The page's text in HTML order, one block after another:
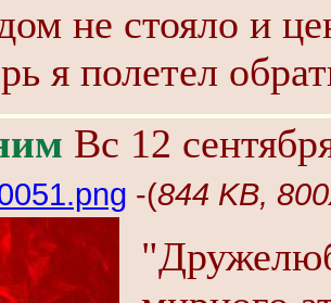
не стояло и
я полетел
Вс 12
-(844 KB,